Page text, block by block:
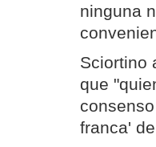
ninguna
Sciortino
que
franca'